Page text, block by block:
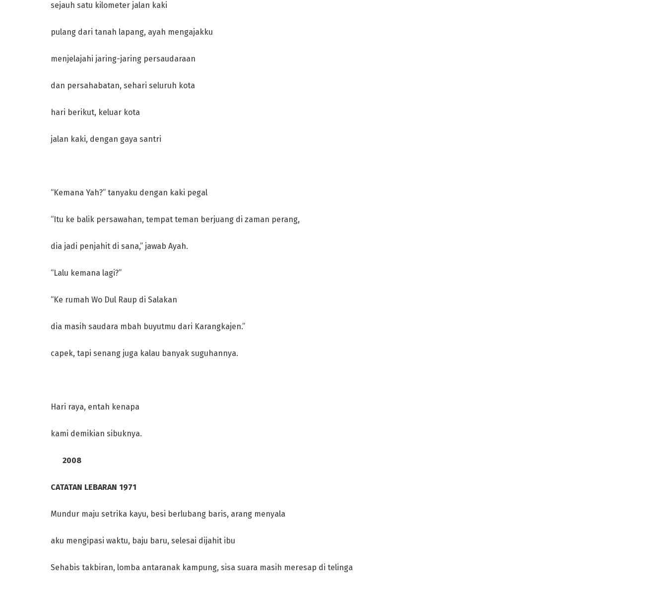
sejauh satu kilometer jalan kaki
pulang dari tanah lapang, ayah mengajakku
menjelajahi jaring-jaring persaudaraan
dan persahabatan, sehari seluruh kota
hari berikut, keluar kota
jalan kaki, dengan gaya santri
“Kemana Yah?” tanyaku dengan kaki pegal
“Itu ke balik persawahan, tempat teman berjuang di zaman perang,
dia jadi penjahit di sana,” jawab Ayah.
“Lalu kemana lagi?”
“Ke rumah Wo Dul Raup di Salakan
dia masih saudara mbah buyutmu dari Karangkajen.”
capek, tapi senang juga kalau banyak suguhannya.
Hari raya, entah kenapa
kami demikian sibuknya.
2008
CATATAN LEBARAN 1971
Mundur maju setrika kayu, besi berlubang baris, arang menyala
aku mengipasi waktu, baju baru, selesai dijahit ibu
Sehabis takbiran, lomba antaranak kampung, sisa suara masih meresap di telinga